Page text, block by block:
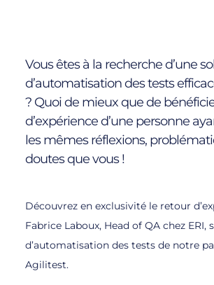
Vous êtes à la recherche d’une
d’automatisation des tests
? Quoi de mieux que de
d’expérience d’une personne
les mêmes réflexions,
doutes que vous !
Découvrez en exclusivité le retour
Fabrice Laboux, Head of QA chez ERI,
d’automatisation des tests de notre
Agilitest.